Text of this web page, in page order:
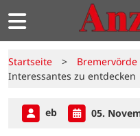
Startseite > Bremervörde
Interessantes zu entdecken
eb 05.